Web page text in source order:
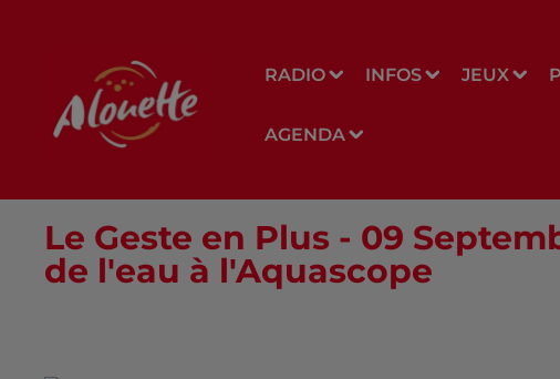
RADIO INFOS JEUX
AGENDA
Le Geste en Plus - 09
de l'eau à l'Aquascope